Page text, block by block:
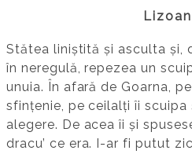
Stătea liniștită și asculta și,
în neregulă, repezea un
unuia. În afară de Goarna,
sfințenie, pe ceilalți îi scuipa
alegere. De acea îi și
dracu’ ce era. I-ar fi putut